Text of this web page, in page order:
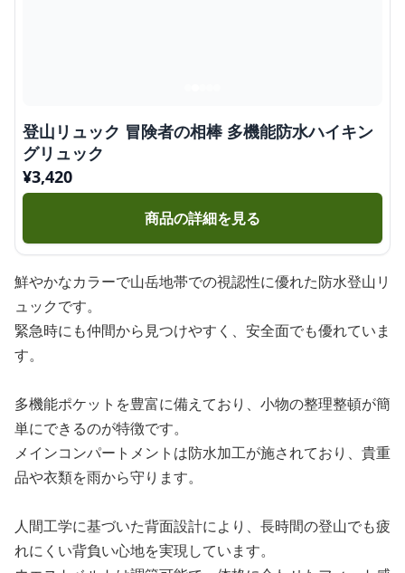
登山リュック 冒険者の相棒 多機能防水ハイキン
グリュック
¥3,420
商品の詳細を見る
鮮やかなカラーで山岳地帯での視認性に優れた防水登山リ
ュックです。
緊急時にも仲間から見つけやすく、安全面でも優れていま
す。
多機能ポケットを豊富に備えており、小物の整理整頓が簡
単にできるのが特徴です。
メインコンパートメントは防水加工が施されており、貴重
品や衣類を雨から守ります。
人間工学に基づいた背面設計により、長時間の登山でも疲
れにくい背負い心地を実現しています。